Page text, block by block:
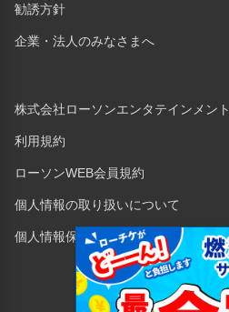
勧誘方針
企業・法人のみなさまへ
株式会社ローソンエンタテインメント
利用規約
ローソンWEB会員規約
個人情報の取り扱いについて
個人情報保護方針